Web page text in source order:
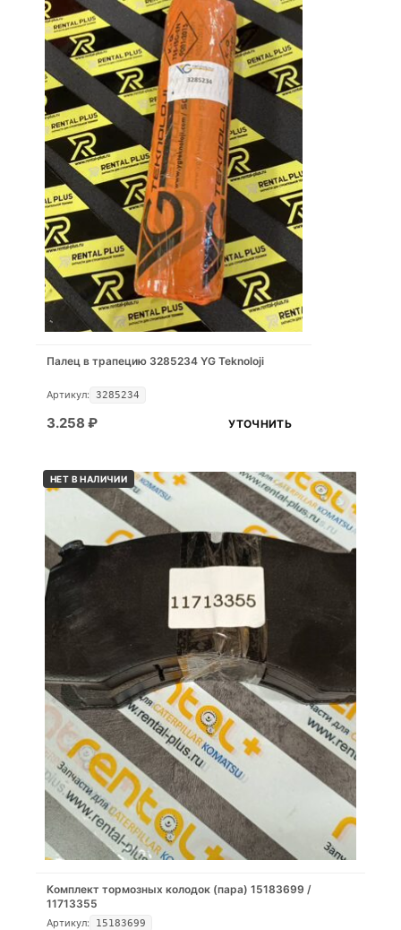
Палец в трапецию 3285234 YG Teknoloji
Артикул: 3285234
3.258 ₽ УТОЧНИТЬ
НЕТ В НАЛИЧИИ
Комплект тормозных колодок (пара) 15183699 /
11713355
Артикул: 15183699